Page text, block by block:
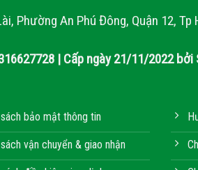
Phường An Phú Đông, Quận 12,
| Cấp ngày 21/11/2022
sách bảo mật thông tin
vận chuyển & giao nhận